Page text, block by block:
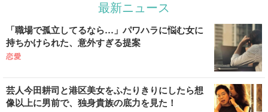
スポーツ
恋愛 ビックリ
リリース ショップ
最新ニュース
「職場で孤立してるなら…」パワハラに悩む女に
持ちかけられた、意外すぎる提案
恋愛
芸人今田耕司と港区美女をふたりきりにしたら想
像以上に男前で、独身貴族の底力を見た！